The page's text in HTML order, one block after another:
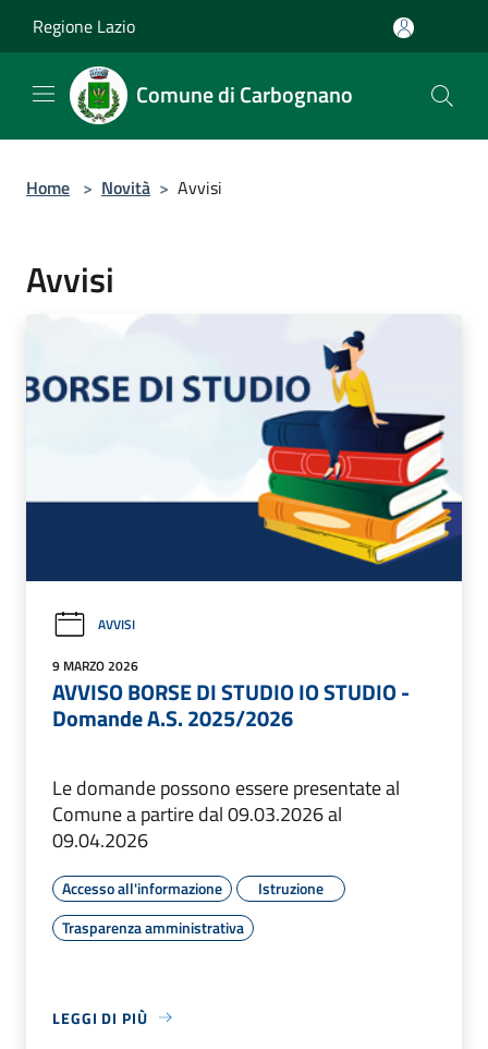
Regione Lazio
Comune di Carbognano
Home > Novità > Avvisi
Avvisi
AVVISI
9 MARZO 2026
AVVISO BORSE DI STUDIO IO STUDIO -
Domande A.S. 2025/2026
Le domande possono essere presentate al
Comune a partire dal 09.03.2026 al
09.04.2026
Accesso all'informazione
Istruzione
Trasparenza amministrativa
LEGGI DI PIÙ